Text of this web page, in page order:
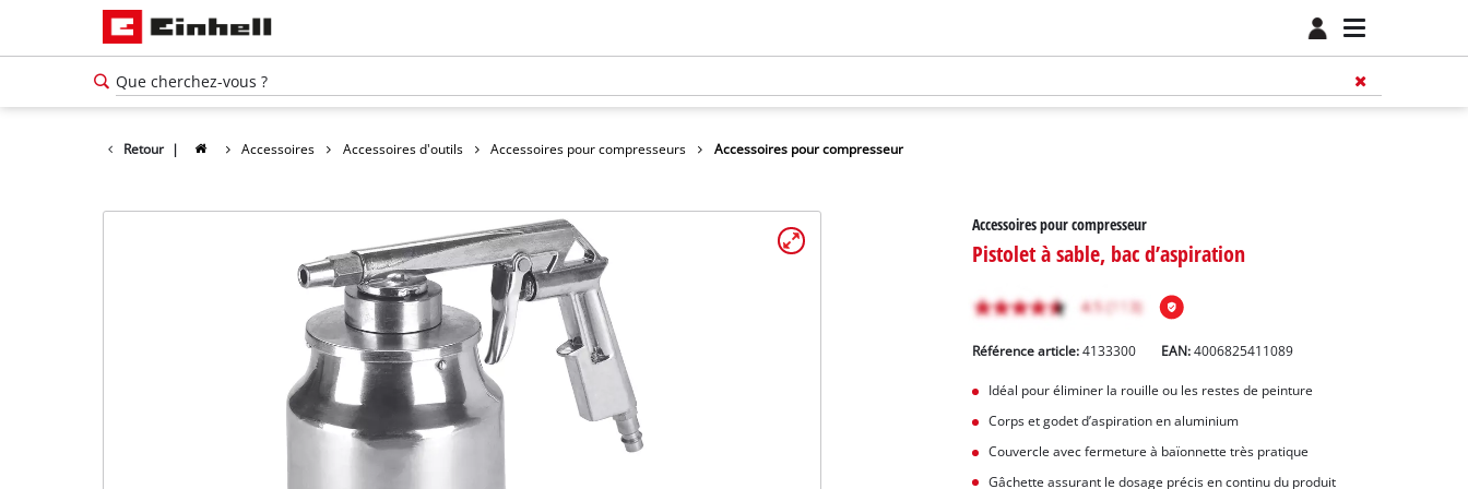
Retour | Accessoires Accessoires d'outils Accessoires pour compresseurs Accessoires pour compresseur
Accessoires pour compresseur
Pistolet à sable, bac d’aspiration
Référence article: 4133300 EAN:4006825411089
Idéal pour éliminer la rouille ou les restes de peinture
Corps et godet d’aspiration en aluminium
Couvercle avec fermeture à baïonnette très pratique
Gâchette assurant le dosage précis en continu du produit